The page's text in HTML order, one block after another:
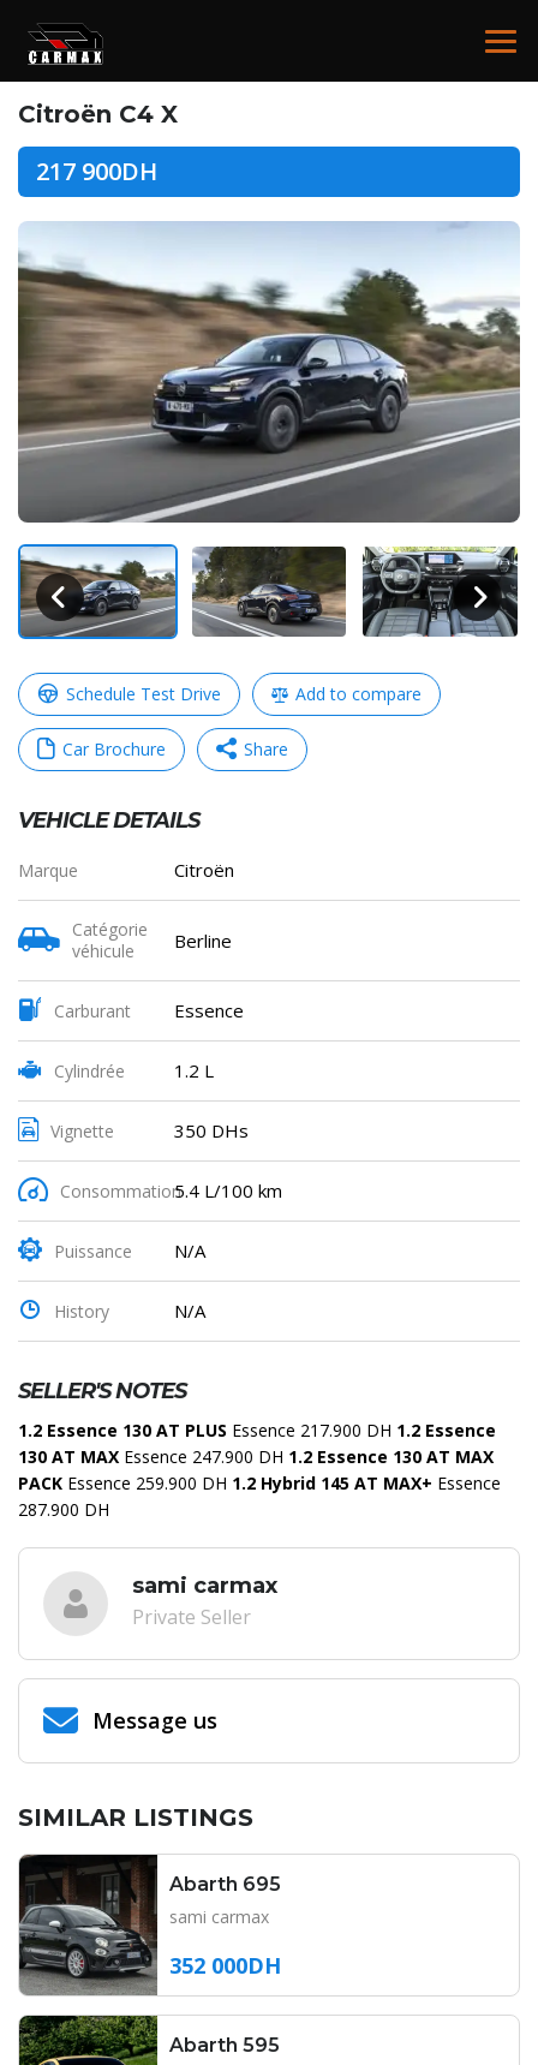
Citroën C4 X
217 900DH
Schedule Test Drive Add to compare
Car Brochure Share
Telegram
Partager
VEHICLE DETAILS
Marque Citroën
Catégorie
véhicule
Berline
Carburant Essence
Cylindrée 1.2 L
Vignette 350 DHs
Consommation5.4 L/100 km
Puissance N/A
History N/A
SELLER'S NOTES
1.2 Essence 130 AT PLUS Essence 217.900 DH 1.2 Essence
130 AT MAX Essence 247.900 DH 1.2 Essence 130 AT MAX
PACK Essence 259.900 DH 1.2 Hybrid 145 AT MAX+ Essence
287.900 DH
sami carmax
Private Seller
Message us
SIMILAR LISTINGS
Abarth 695
sami carmax
352 000DH
Abarth 595